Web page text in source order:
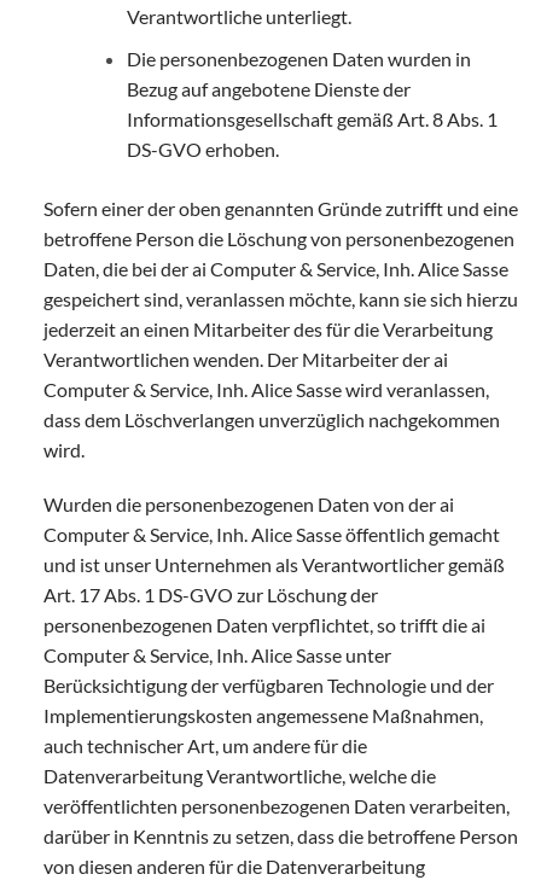
Verantwortliche unterliegt.
Die personenbezogenen Daten wurden in
Bezug auf angebotene Dienste der
Informationsgesellschaft gemäß Art. 8 Abs. 1
DS-GVO erhoben.
Sofern einer der oben genannten Gründe zutrifft und eine
betroffene Person die Löschung von personenbezogenen
Daten, die bei der ai Computer & Service, Inh. Alice Sasse
gespeichert sind, veranlassen möchte, kann sie sich hierzu
jederzeit an einen Mitarbeiter des für die Verarbeitung
Verantwortlichen wenden. Der Mitarbeiter der ai
Computer & Service, Inh. Alice Sasse wird veranlassen,
dass dem Löschverlangen unverzüglich nachgekommen
wird.
Wurden die personenbezogenen Daten von der ai
Computer & Service, Inh. Alice Sasse öffentlich gemacht
und ist unser Unternehmen als Verantwortlicher gemäß
Art. 17 Abs. 1 DS-GVO zur Löschung der
personenbezogenen Daten verpflichtet, so trifft die ai
Computer & Service, Inh. Alice Sasse unter
Berücksichtigung der verfügbaren Technologie und der
Implementierungskosten angemessene Maßnahmen,
auch technischer Art, um andere für die
Datenverarbeitung Verantwortliche, welche die
veröffentlichten personenbezogenen Daten verarbeiten,
darüber in Kenntnis zu setzen, dass die betroffene Person
von diesen anderen für die Datenverarbeitung